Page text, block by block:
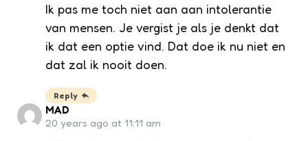
Ik pas me toch niet aan aan intolerantie
van mensen. Je vergist je als je denkt dat
ik dat een optie vind. Dat doe ik nu niet en
dat zal ik nooit doen.
Reply
MAD
20 years ago at 11:11 am